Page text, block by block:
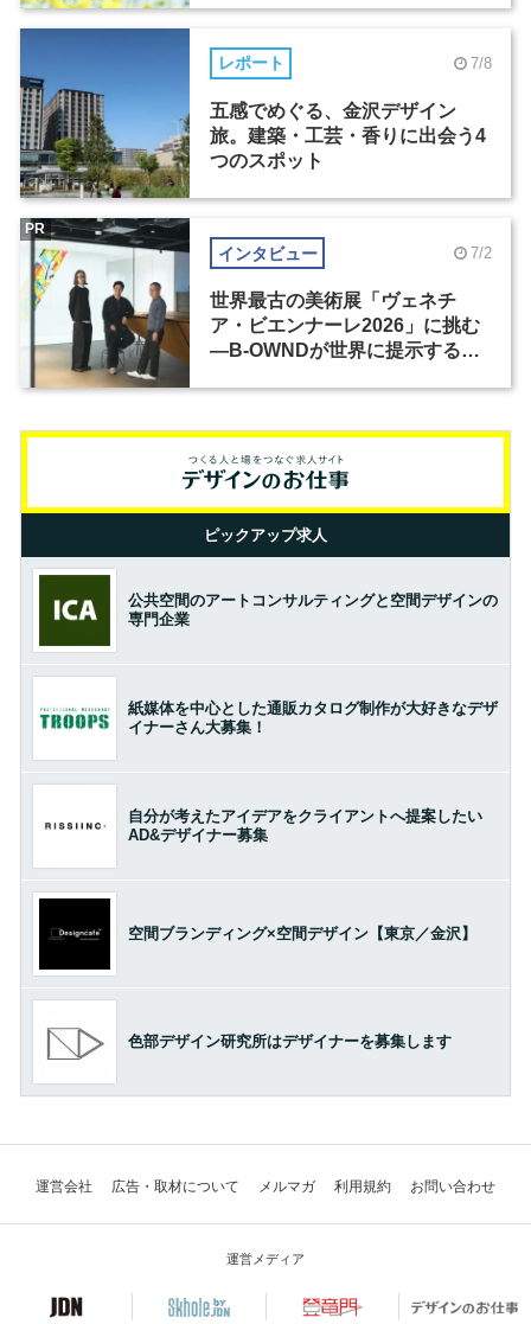
レポート 7/8
五感でめぐる、金沢デザイン
旅。建築・工芸・香りに出会う4
つのスポット
インタビュー 7/2
世界最古の美術展「ヴェネチ
ア・ビエンナーレ2026」に挑む
―B-OWNDが世界に提示する美
PR
ピックアップ求人
公共空間のアートコンサルティングと空間デザインの
専門企業
紙媒体を中心とした通販カタログ制作が大好きなデザ
イナーさん大募集！
自分が考えたアイデアをクライアントへ提案したい
AD&デザイナー募集
空間ブランディング×空間デザイン【東京／金沢】
色部デザイン研究所はデザイナーを募集します
運営会社 広告・取材について メルマガ 利用規約 お問い合わせ
運営メディア